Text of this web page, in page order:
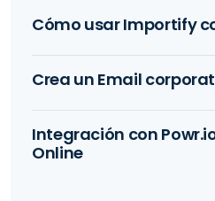
Cómo usar Importify
Crea un Email
Integración con
Online